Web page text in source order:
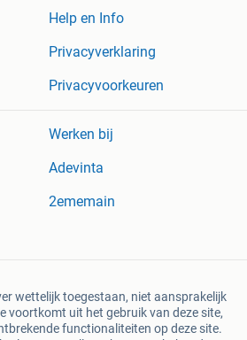
Help en Info
Privacyverklaring
Privacyvoorkeuren
Werken bij
Adevinta
2ememain
wettelijk toegestaan, niet aansprakelijk
voortkomt uit het gebruik van deze site,
functionaliteiten op deze site.